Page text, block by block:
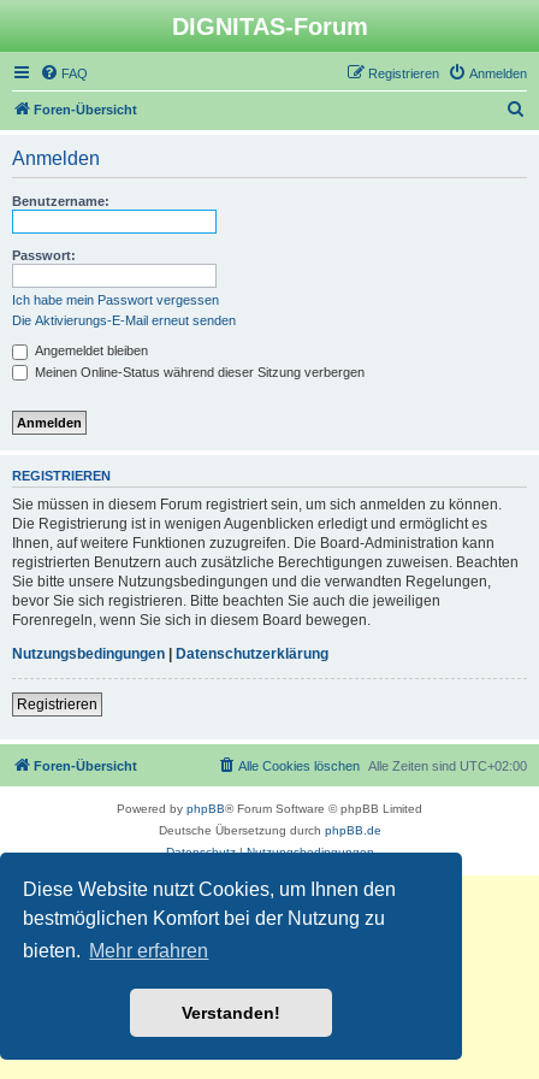
Diese Website nutzt Cookies, um Ihnen den
bestmöglichen Komfort bei der Nutzung zu
bieten. Mehr erfahren
Verstanden!
DIGNITAS-Forum
FAQ Anmelden
Registrieren
Foren-Übersicht
Anmelden
Benutzername:
Passwort:
Ich habe mein Passwort vergessen
Die Aktivierungs-E-Mail erneut senden
Angemeldet bleiben
Meinen Online-Status während dieser Sitzung verbergen
REGISTRIEREN
Sie müssen in diesem Forum registriert sein, um sich anmelden zu können.
Die Registrierung ist in wenigen Augenblicken erledigt und ermöglicht es
Ihnen, auf weitere Funktionen zuzugreifen. Die Board-Administration kann
registrierten Benutzern auch zusätzliche Berechtigungen zuweisen. Beachten
Sie bitte unsere Nutzungsbedingungen und die verwandten Regelungen,
bevor Sie sich registrieren. Bitte beachten Sie auch die jeweiligen
Forenregeln, wenn Sie sich in diesem Board bewegen.
Nutzungsbedingungen | Datenschutzerklärung
Registrieren
Foren-Übersicht Alle Zeiten sind UTC+02:00
Alle Cookies löschen
Powered by phpBB® Forum Software © phpBB Limited
Deutsche Übersetzung durch phpBB.de
Datenschutz|Nutzungsbedingungen